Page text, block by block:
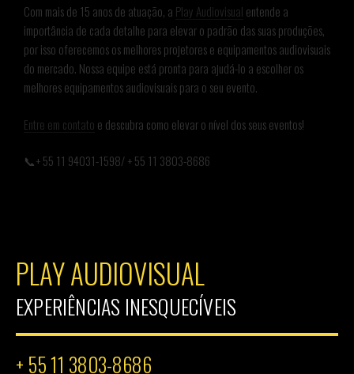
Com mais de 15 anos de atuação, a Play Audiovisual entende a
importância de cada detalhe para elevar o padrão das suas produções,
por isso oferecemos os melhores projetores e equipamentos audiovisuais
do mercado. Nossa equipe está pronta para ajudá-lo a escolher os
melhores equipamentos audiovisuais para o seu evento.
Entre em contato e descubra como elevar o nível dos seus eventos!
📞+ 55 11 94031-1598/ + 55 11 3803-8686
PLAY AUDIOVISUAL
EXPERIÊNCIAS INESQUECÍVEIS
+ 55 11 3803-8686